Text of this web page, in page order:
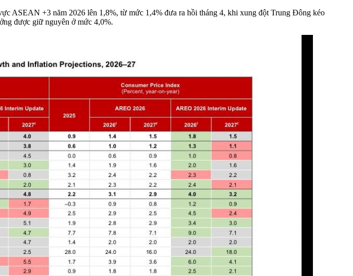
ASEAN +3 năm 2026 lên 1,8%, từ mức 1,4% đưa ra hồi tháng 4, khi xung đột Trung Đông kéo
được giữ nguyên ở mức 4,0%.